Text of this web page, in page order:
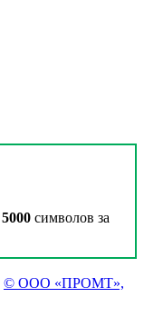
5000 символов за
© ООО «ПРОМТ»,